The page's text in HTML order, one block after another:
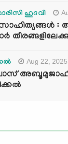
ഹുദവി
Aug 22, 2025